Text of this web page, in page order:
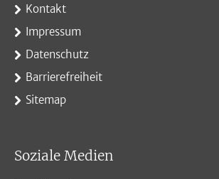
Kontakt
Impressum
Datenschutz
Barrierefreiheit
Sitemap
Soziale Medien